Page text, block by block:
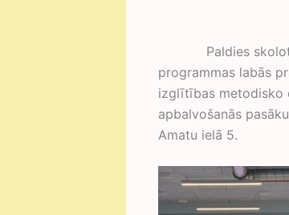
Paldies
programmas labās
izglītības metodisko
apbalvošanās
Amatu ielā 5.